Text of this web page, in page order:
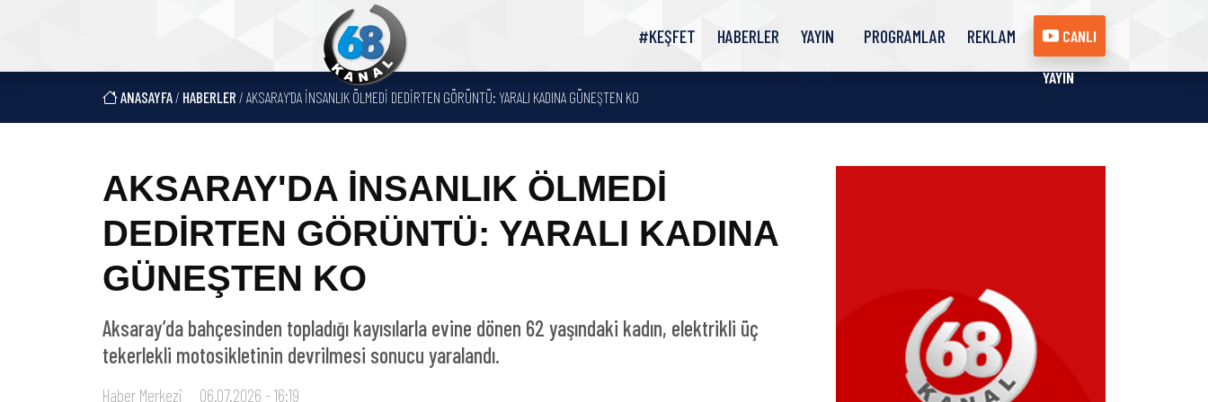
#KEŞFET HABERLER
YAYIN
AKIŞI
PROGRAMLAR REKLAM CANLI
YAYIN
ANASAYFA/ HABERLER / AKSARAY'DA İNSANLIK ÖLMEDİ DEDİRTEN GÖRÜNTÜ: YARALI KADINA GÜNEŞTEN KO
AKSARAY'DA İNSANLIK ÖLMEDİ
DEDİRTEN GÖRÜNTÜ: YARALI KADINA
GÜNEŞTEN KO
Aksaray’da bahçesinden topladığı kayısılarla evine dönen 62 yaşındaki kadın, elektrikli üç
tekerlekli motosikletinin devrilmesi sonucu yaralandı.
Haber Merkezi 06.07.2026 - 16:19